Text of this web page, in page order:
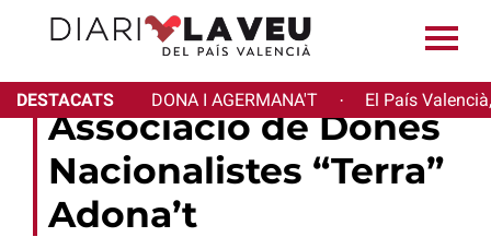
DESTACATS DONA I AGERMANA'T · El País
Associació de Dones
Nacionalistes “Terra”
Adona’t